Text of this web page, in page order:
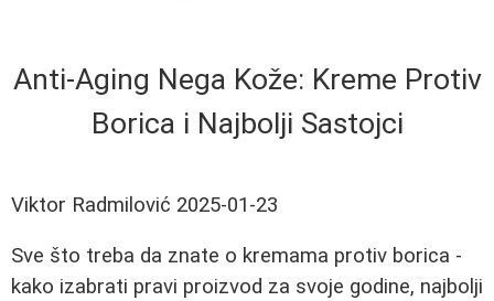
Anti-Aging Nega Kože: Kreme Protiv
Borica i Najbolji Sastojci
Viktor Radmilović 2025-01-23
Sve što treba da znate o kremama protiv borica -
kako izabrati pravi proizvod za svoje godine, najbolji